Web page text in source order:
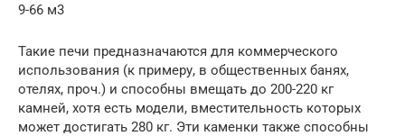
9-66 м3
Такие печи предназначаются для коммерческого
использования (к примеру, в общественных банях,
отелях, проч.) и способны вмещать до 200-220 кг
камней, хотя есть модели, вместительность которых
может достигать 280 кг. Эти каменки также способны